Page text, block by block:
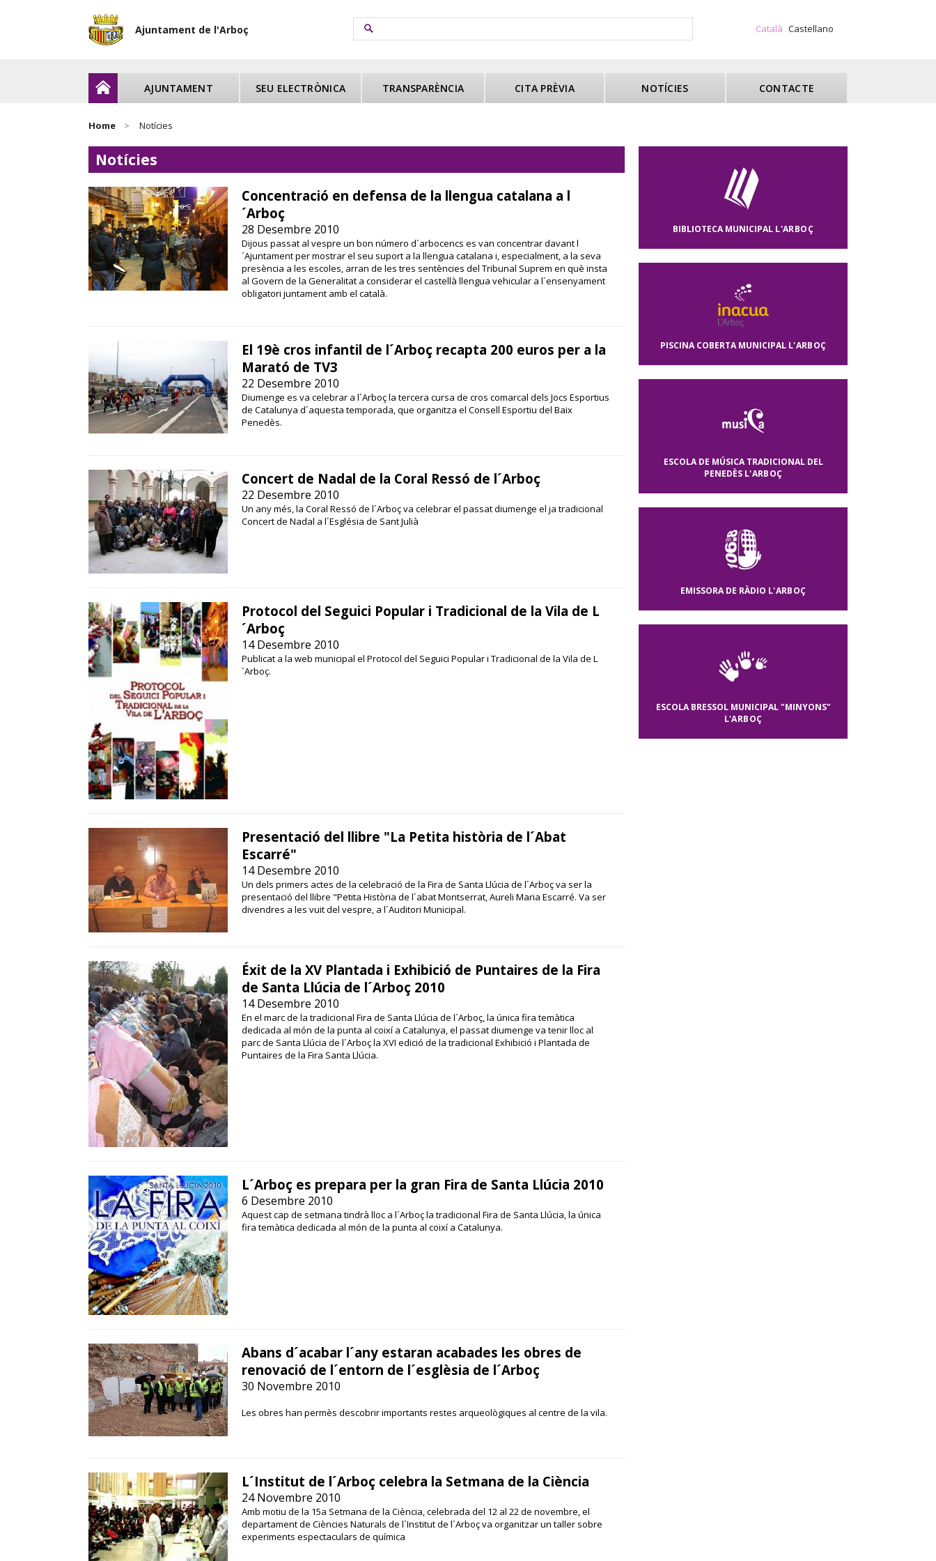
Ajuntament de l'Arboç Català Castellano
AJUNTAMENT SEU ELECTRÒNICA TRANSPARÈNCIA CITA PRÈVIA NOTÍCIES CONTACTE
Home Notícies
Notícies
Concentració en defensa de la llengua catalana a l
´Arboç
28 Desembre 2010
Dijous passat al vespre un bon número d´arbocencs es van concentrar davant l
´Ajuntament per mostrar el seu suport a la llengua catalana i, especialment, a la seva
presència a les escoles, arran de les tres sentències del Tribunal Suprem en què insta
al Govern de la Generalitat a considerar el castellà llengua vehicular a l´ensenyament
obligatori juntament amb el català.
El 19è cros infantil de l´Arboç recapta 200 euros per a la
Marató de TV3
22 Desembre 2010
Diumenge es va celebrar a l´Arboç la tercera cursa de cros comarcal dels Jocs Esportius
de Catalunya d´aquesta temporada, que organitza el Consell Esportiu del Baix
Penedès.
Concert de Nadal de la Coral Ressó de l´Arboç
22 Desembre 2010
Un any més, la Coral Ressó de l´Arboç va celebrar el passat diumenge el ja tradicional
Concert de Nadal a l´Església de Sant Julià
Protocol del Seguici Popular i Tradicional de la Vila de L
´Arboç
14 Desembre 2010
Publicat a la web municipal el Protocol del Seguici Popular i Tradicional de la Vila de L
´Arboç.
Presentació del llibre "La Petita història de l´Abat
Escarré"
14 Desembre 2010
Un dels primers actes de la celebració de la Fira de Santa Llúcia de l´Arboç va ser la
presentació del llibre "Petita Història de l´abat Montserrat, Aureli Maria Escarré. Va ser
divendres a les vuit del vespre, a l´Auditori Municipal.
Éxit de la XV Plantada i Exhibició de Puntaires de la Fira
de Santa Llúcia de l´Arboç 2010
14 Desembre 2010
En el marc de la tradicional Fira de Santa Llúcia de l´Arboç, la única fira temàtica
dedicada al món de la punta al coixí a Catalunya, el passat diumenge va tenir lloc al
parc de Santa Llúcia de l´Arboç la XVI edició de la tradicional Exhibició i Plantada de
Puntaires de la Fira Santa Llúcia.
L´Arboç es prepara per la gran Fira de Santa Llúcia 2010
6 Desembre 2010
Aquest cap de setmana tindrà lloc a l´Arboç la tradicional Fira de Santa Llúcia, la única
fira temàtica dedicada al món de la punta al coixí a Catalunya.
Abans d´acabar l´any estaran acabades les obres de
renovació de l´entorn de l´esglèsia de l´Arboç
30 Novembre 2010
Les obres han permès descobrir importants restes arqueològiques al centre de la vila.
L´Institut de l´Arboç celebra la Setmana de la Ciència
24 Novembre 2010
Amb motiu de la 15a Setmana de la Ciència, celebrada del 12 al 22 de novembre, el
departament de Ciències Naturals de l´Institut de l´Arboç va organitzar un taller sobre
experiments espectaculars de química
BIBLIOTECA MUNICIPAL L'ARBOÇ
PISCINA COBERTA MUNICIPALL'ARBOÇ
ESCOLA DE MÚSICA TRADICIONAL DEL
PENEDÈSL'ARBOÇ
EMISSORA DE RÀDIO L'ARBOÇ
ESCOLA BRESSOL MUNICIPAL "MINYONS"
L'ARBOÇ